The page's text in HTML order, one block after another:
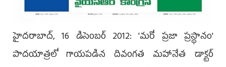
హైదరాబాద్, 16 డిసెంబర్ 2012: 'మరో ప్రజా ప్రస్థానం'
పాదయాత్రలో గాయపడిన దివంగత మహానేత డాక్టర్